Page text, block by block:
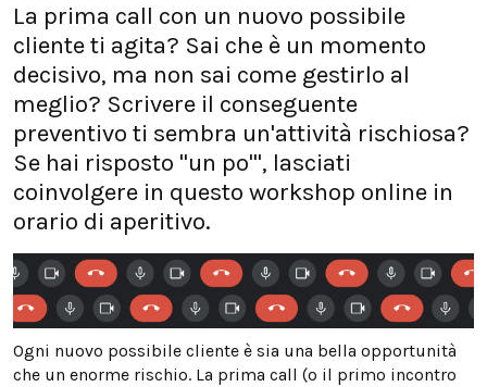
La prima call con un nuovo possibile
cliente ti agita? Sai che è un momento
decisivo, ma non sai come gestirlo al
meglio? Scrivere il conseguente
preventivo ti sembra un'attività rischiosa?
Se hai risposto "un po'", lasciati
coinvolgere in questo workshop online in
orario di aperitivo.
Ogni nuovo possibile cliente è sia una bella opportunità
che un enorme rischio. La prima call (o il primo incontro